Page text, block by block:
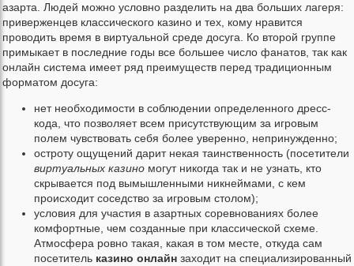
азарта. Людей можно условно разделить на два больших лагеря:
приверженцев классического казино и тех, кому нравится
проводить время в виртуальной среде досуга. Ко второй группе
примыкает в последние годы все большее число фанатов, так как
онлайн система имеет ряд преимуществ перед традиционным
форматом досуга:
нет необходимости в соблюдении определенного дресс-
кода, что позволяет всем присутствующим за игровым
полем чувствовать себя более уверенно, непринужденно;
остроту ощущений дарит некая таинственность (посетители
виртуальных казино могут никогда так и не узнать, кто
скрывается под вымышленными никнеймами, с кем
происходит соседство за игровым столом);
условия для участия в азартных соревнованиях более
комфортные, чем созданные при классической схеме.
Атмосфера ровно такая, какая в том месте, откуда сам
посетитель казино онлайн заходит на специализированный